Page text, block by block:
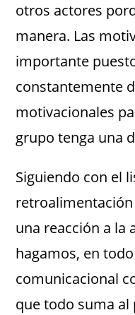
otros actores
manera. Las
importante
constantemente
motivacionales
grupo tenga una
Siguiendo con el
una reacción a la
hagamos, en
comunicacional
que todo suma al